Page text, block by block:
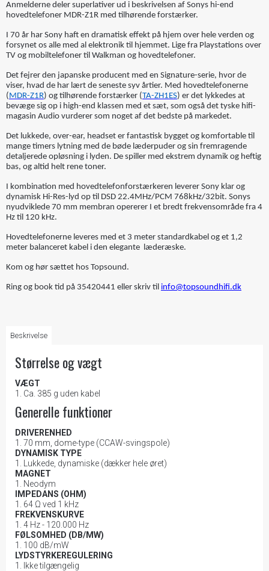
Anmelderne deler superlativer ud i beskrivelsen af Sonys hi-end
hovedtelefoner MDR-Z1R med tilhørende forstærker.
I 70 år har Sony haft en dramatisk effekt på hjem over hele verden og
forsynet os alle med al elektronik til hjemmet. Lige fra Playstations over
TV og mobiltelefoner til Walkman og hovedtelefoner.
Det fejrer den japanske producent med en Signature-serie, hvor de
viser, hvad de har lært de seneste syv årtier. Med hovedtelefonerne
(MDR-Z1R) og tilhørende forstærker (TA-ZH1ES) er det lykkedes at
bevæge sig op i high-end klassen med et sæt, som også det tyske hifi-
magasin Audio vurderer som noget af det bedste på markedet.
Det lukkede, over-ear, headset er fantastisk bygget og komfortable til
mange timers lytning med de bøde læderpuder og sin fremragende
detaljerede opløsning i lyden. De spiller med ekstrem dynamik og heftig
bas, og altid helt rene toner.
I kombination med hovedtelefonforstærkeren leverer Sony klar og
dynamisk Hi-Res-lyd op til DSD 22.4MHz/PCM 768kHz/32bit. Sonys
nyudviklede 70 mm membran opererer I et bredt frekvensområde fra 4
Hz til 120 kHz.
Hovedtelefonerne leveres med et 3 meter standardkabel og et 1,2
meter balanceret kabel i den elegante læderæske.
Kom og hør sættet hos Topsound.
Ring og book tid på 35420441 eller skriv til info@topsoundhifi.dk
Beskrivelse
Størrelse og vægt
VÆGT
Ca. 385 g uden kabel
Generelle funktioner
DRIVERENHED
70 mm, dome-type (CCAW-svingspole)
DYNAMISK TYPE
Lukkede, dynamiske (dækker hele øret)
MAGNET
Neodym
IMPEDANS (OHM)
64 Ω ved 1 kHz
FREKVENSKURVE
4 Hz - 120.000 Hz
FØLSOMHED (DB/MW)
100 dB/mW
LYDSTYRKEREGULERING
Ikke tilgængelig